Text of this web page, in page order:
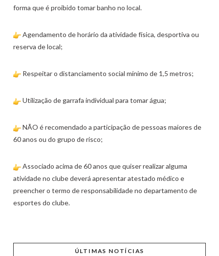
forma que é proibido tomar banho no local.
Agendamento de horário da atividade física, desportiva ou
reserva de local;
Respeitar o distanciamento social mínimo de 1,5 metros;
Utilização de garrafa individual para tomar água;⁣
NÃO é recomendado a participação de pessoas maiores de
60 anos ou do grupo de risco;
Associado acima de 60 anos que quiser realizar alguma
atividade no clube deverá apresentar atestado médico e
preencher o termo de responsabilidade no departamento de
esportes do clube.⁣⁣⁣⁣⁣
ÚLTIMAS NOTÍCIAS